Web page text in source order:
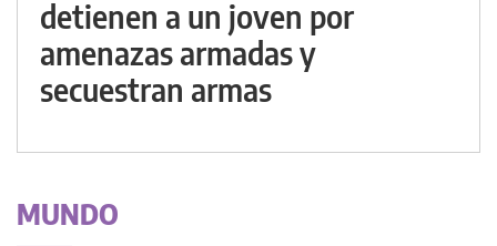
detienen a un joven por
amenazas armadas y
secuestran armas
MUNDO